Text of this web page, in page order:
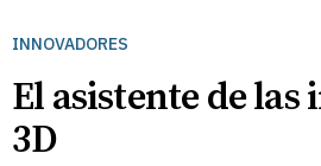
INNOVADORES
El asistente de las
3D